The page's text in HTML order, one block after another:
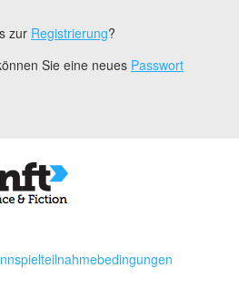
zur Registrierung?
Sie eine neues Passwort